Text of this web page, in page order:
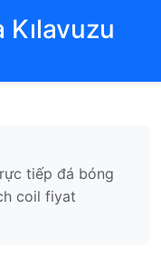
tiếp đá bóng
coil fiyat